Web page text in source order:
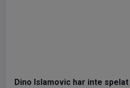
Dino Islamovic har inte